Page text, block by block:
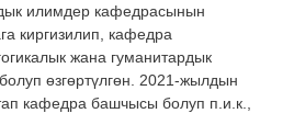
илимдер кафедрасынын
киргизилип, кафедра
жана гуманитардык
өзгөртүлгөн. 2021-жылдын
кафедра башчысы болуп п.и.к.,